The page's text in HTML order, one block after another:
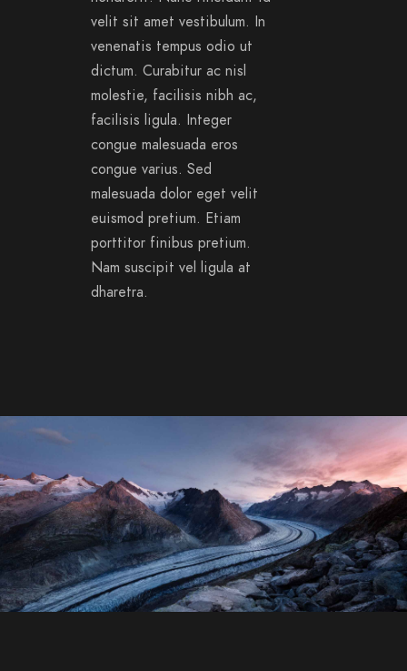
velit sit amet vestibulum. In
venenatis tempus odio ut
dictum. Curabitur ac nisl
molestie, facilisis nibh ac,
facilisis ligula. Integer
congue malesuada eros
congue varius. Sed
malesuada dolor eget velit
euismod pretium. Etiam
porttitor finibus pretium.
Nam suscipit vel ligula at
dharetra.